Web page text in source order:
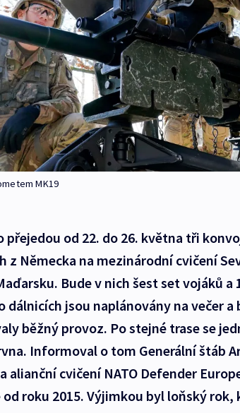
MK19
přejedou od 22. do 26. května tři
z Německa na mezinárodní cvičení
Bude v nich šest set vojáků a
dálnicích jsou naplánovány na večer a
běžný provoz. Po stejné trase se
Informoval o tom Generální štáb
alianční cvičení NATO Defender
roku 2015. Výjimkou byl loňský rok,